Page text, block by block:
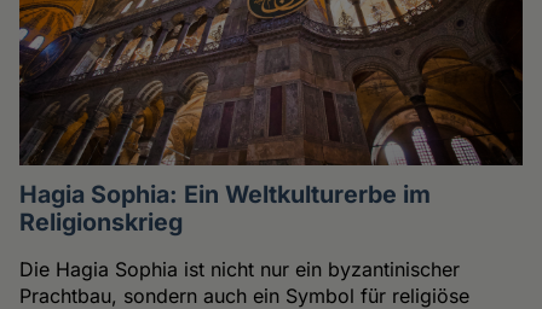
Hagia Sophia: Ein Weltkulturerbe im
Religionskrieg
Die Hagia Sophia ist nicht nur ein byzantinischer
Prachtbau, sondern auch ein Symbol für religiöse